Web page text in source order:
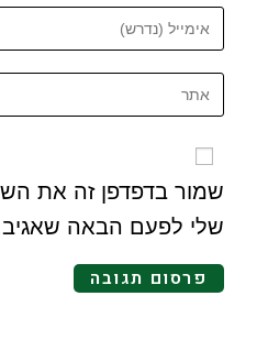
שמור בדפדפן זה את
שלי לפעם הבאה